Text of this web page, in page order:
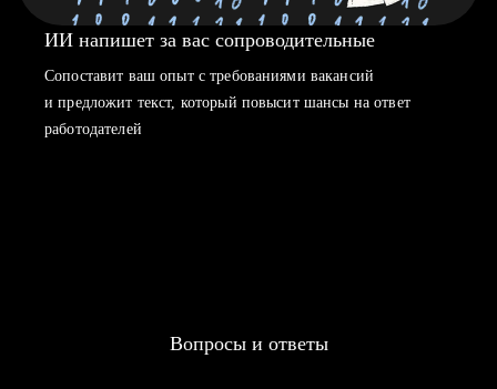
ИИ напишет за вас сопроводительные
Сопоставит ваш опыт с требованиями вакансий
и предложит текст, который повысит шансы на ответ
работодателей
Вопросы и ответы